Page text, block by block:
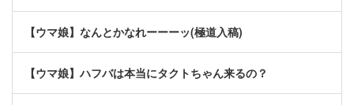
【ウマ娘】なんとかなれーーーッ(極道入稿)
【ウマ娘】ハフバは本当にタクトちゃん来るの？